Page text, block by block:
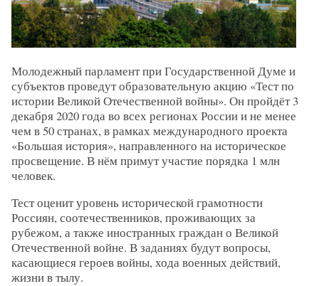
Молодежный парламент при Государственной Думе и
субъектов проведут образовательную акцию «Тест по
истории Великой Отечественной войны». Он пройдёт 3
декабря 2020 года во всех регионах России и не менее
чем в 50 странах, в рамках международного проекта
«Большая история», направленного на историческое
просвещение. В нём примут участие порядка 1 млн
человек.
Тест оценит уровень исторической грамотности
Россиян, соотечественников, проживающих за
рубежом, а также иностранных граждан о Великой
Отечественной войне. В заданиях будут вопросы,
касающиеся героев войны, хода военных действий,
жизни в тылу.